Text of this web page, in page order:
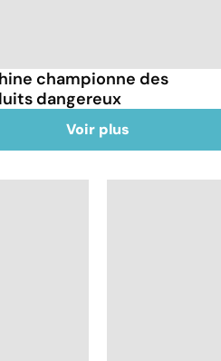
championne des
dangereux
Voir plus